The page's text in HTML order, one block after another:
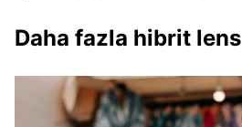
Daha fazla hibrit lens